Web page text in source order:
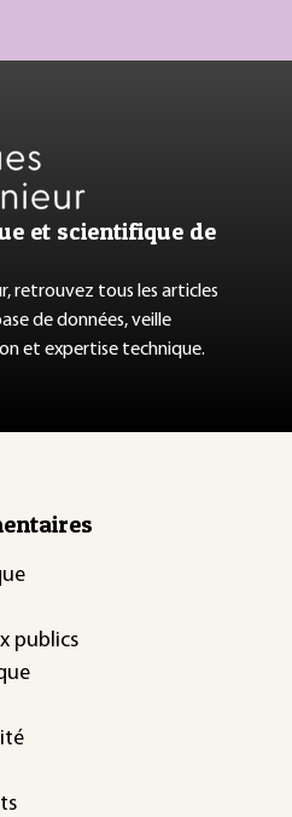
et scientifique de
retrouvez tous les articles
de données, veille
et expertise technique.
publics